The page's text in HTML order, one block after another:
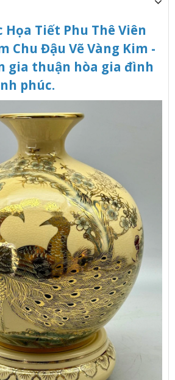
Họa Tiết Phu Thê Viên
Chu Đậu Vẽ Vàng Kim -
gia thuận hòa gia đình
phúc.